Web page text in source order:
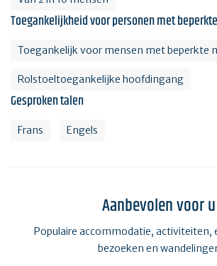
Toegankelijkheid voor personen met
Toegankelijk voor mensen met beperkte
Rolstoeltoegankelijke hoofdingang
Gesproken talen
Frans Engels
Aanbevolen voor u
Populaire accommodatie, activiteiten,
bezoeken en